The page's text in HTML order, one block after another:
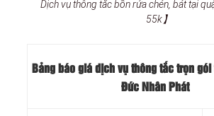
Dịch vụ thông tắc bồn rửa chén, bát tại
55k】
Bảng báo giá dịch vụ thông tắc trọn
Đức Nhân Phát